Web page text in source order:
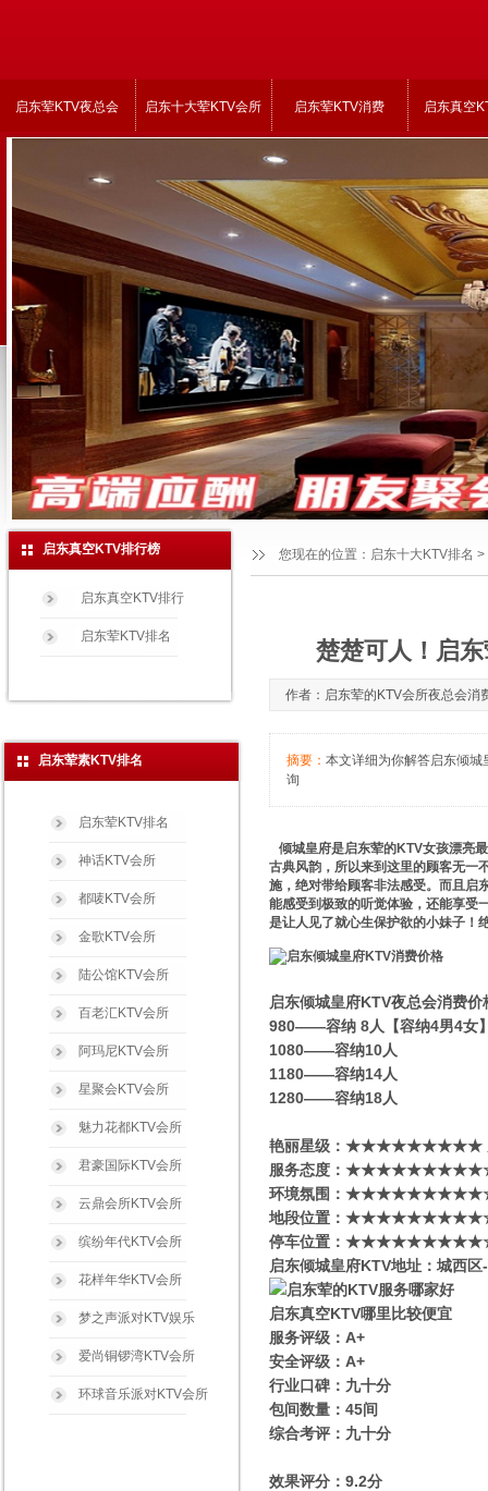
启东荤KTV夜总会 启东十大荤KTV会所 启东荤KTV消费 启东真空
您现在的位置： 启东十大KTV排名 >
启东真空KTV排行榜
启东真空KTV排行
启东荤KTV排名
楚楚可人！启
作者：启东荤的KTV会所夜总会
摘要： 本文详细为你解答启东倾
询
倾城皇府是启东荤的KTV女孩漂亮
古典风韵，所以来到这里的顾客无一
施，绝对带给顾客非法感受。而且启
能感受到极致的听觉体验，还能享受
是让人见了就心生保护欲的小妹子！
启东倾城皇府KTV夜总会消费
980——容纳 8人【容纳4男4女
1080——容纳10人
1180——容纳14人
1280——容纳18人
艳丽星级​‌‌：★★★★★★★★★
服务态度：★★★★★★★★★☆
环境氛围：★★★★★★★★★☆
地段位置：★★★★★★★★★☆
停车位置：★★★★★★★★★☆
启东倾城皇府KTV地址：城西
启东真空KTV哪里比较便宜
服务评级：A+
安全评级：A+
行业口碑：九十分
包间数量：45间
综合考评：九十分
效果评分：9.2分
启东荤素KTV排名
启东荤KTV排名
神话KTV会所
都唛KTV会所
金歌KTV会所
陆公馆KTV会所
百老汇KTV会所
阿玛尼KTV会所
星聚会KTV会所
魅力花都KTV会所
君豪国际KTV会所
云鼎会所KTV会所
缤纷年代KTV会所
花样年华KTV会所
梦之声派对KTV娱乐
爱尚铜锣湾KTV会所
环球音乐派对KTV会所